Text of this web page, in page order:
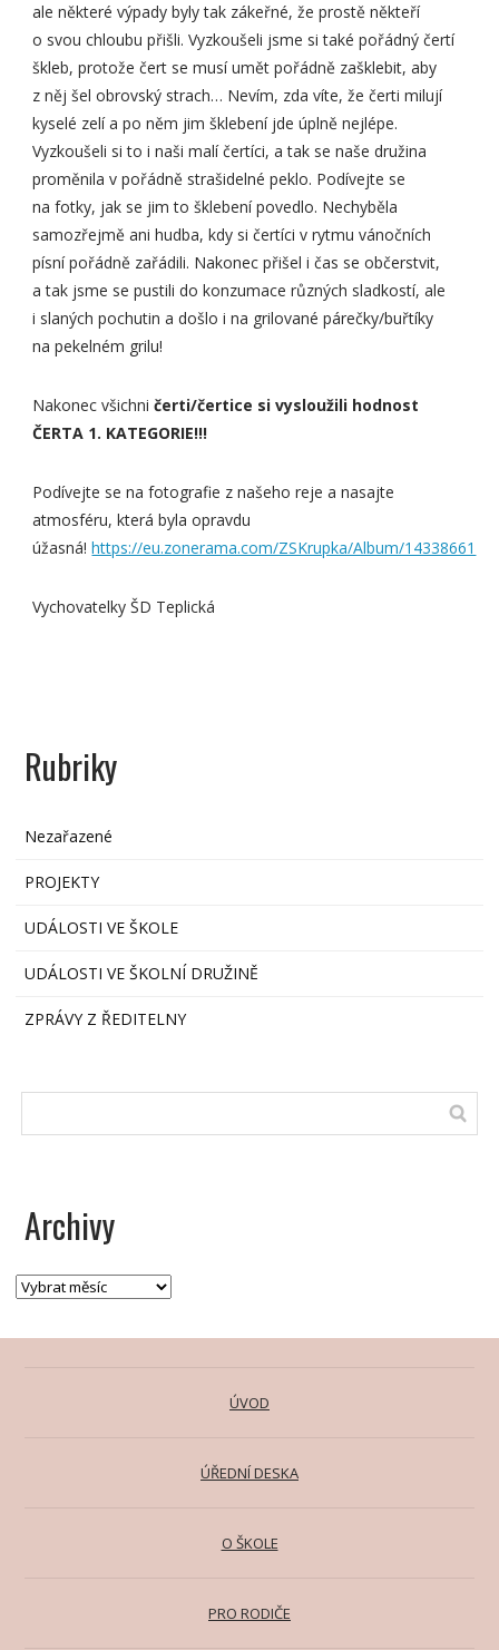
ale některé výpady byly tak zákeřné, že prostě někteří
o svou chloubu přišli. Vyzkoušeli jsme si také pořádný čertí
škleb, protože čert se musí umět pořádně zašklebit, aby
z něj šel obrovský strach… Nevím, zda víte, že čerti milují
kyselé zelí a po něm jim šklebení jde úplně nejlépe.
Vyzkoušeli si to i naši malí čertíci, a tak se naše družina
proměnila v pořádně strašidelné peklo. Podívejte se
na fotky, jak se jim to šklebení povedlo. Nechyběla
samozřejmě ani hudba, kdy si čertíci v rytmu vánočních
písní pořádně zařádili. Nakonec přišel i čas se občerstvit,
a tak jsme se pustili do konzumace různých sladkostí, ale
i slaných pochutin a došlo i na grilované párečky/buřtíky
na pekelném grilu!
Nakonec všichničerti/čertice si vysloužili hodnost
ČERTA 1. KATEGORIE!!!
Podívejte se na fotografie z našeho reje a nasajte
atmosféru, která byla opravdu
úžasná!https://eu.zonerama.com/ZSKrupka/Album/14338661
Vychovatelky ŠD Teplická
Rubriky
Nezařazené
PROJEKTY
UDÁLOSTI VE ŠKOLE
UDÁLOSTI VE ŠKOLNÍ DRUŽINĚ
ZPRÁVY Z ŘEDITELNY
Archivy
ÚVOD
ÚŘEDNÍ DESKA
O ŠKOLE
PRO RODIČE